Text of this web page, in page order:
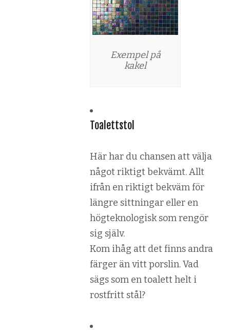
Exempel på
kakel
Toalettstol
Här har du chansen att välja
något riktigt bekvämt. Allt
ifrån en riktigt bekväm för
längre sittningar eller en
högteknologisk som rengör
sig själv.
Kom ihåg att det finns andra
färger än vitt porslin. Vad
sägs som en toalett helt i
rostfritt stål?